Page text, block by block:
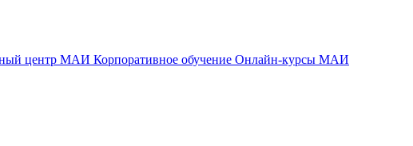
центр МАИ Корпоративное обучение Онлайн-курсы МАИ